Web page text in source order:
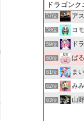
56位 サ
57位 ア
58位 ヨ
59位 ド
60位 ば
61位 ま
62位 み
63位 山
ば